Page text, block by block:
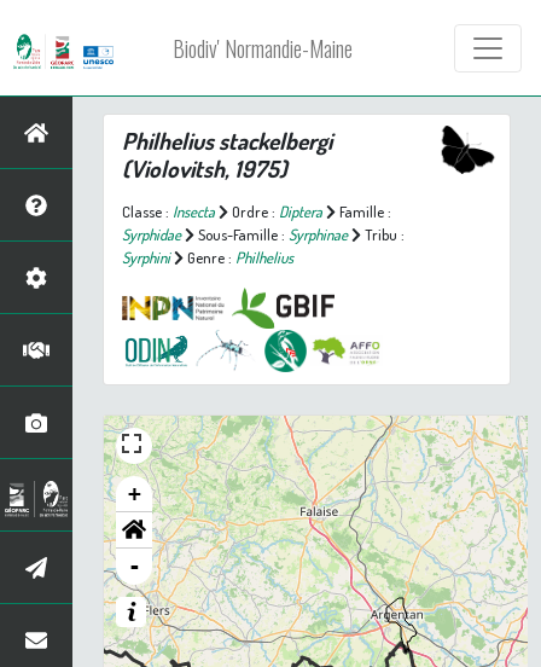
Biodiv' Normandie-Maine
Philhelius stackelbergi
(Violovitsh, 1975)
Classe : Insecta Ordre : Diptera
Famille :
Syrphidae
Sous-Famille : Syrphinae
Tribu :
Syrphini
Genre : Philhelius
+
-